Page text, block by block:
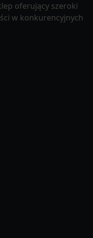
oferujący szeroki
w konkurencyjnych